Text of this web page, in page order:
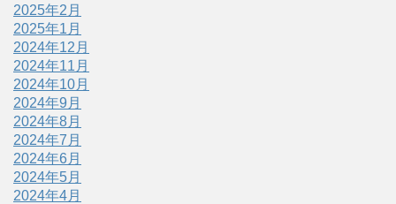
2025年2月
2025年1月
2024年12月
2024年11月
2024年10月
2024年9月
2024年8月
2024年7月
2024年6月
2024年5月
2024年4月